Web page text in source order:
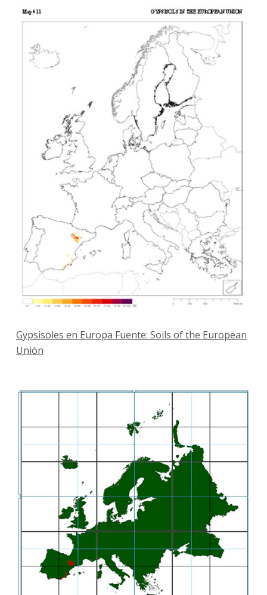
Gypsisoles en Europa Fuente: Soils of the European
Unión